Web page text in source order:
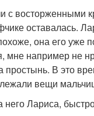
восторженными
оставалась.
она его уже
мне например не
простынь. В это
вещи
Лариса,